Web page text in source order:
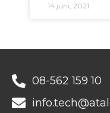
14 juni, 2021
08-562 159 10